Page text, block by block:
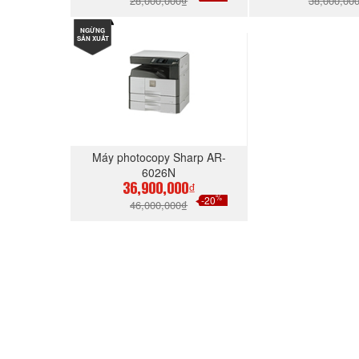
NGỪNG
SẢN XUẤT
Máy photocopy Sharp AR-
6026N
36,900,000₫
46,000,000₫ -20%